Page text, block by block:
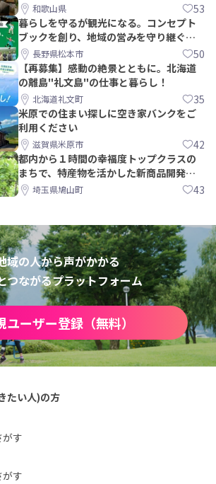
和歌山県 53
暮らしを守るが観光になる。コンセプト
ブックを創り、地域の営みを守り継ぐ仲
間を集めませんか？
長野県松本市 50
【再募集】感動の絶景とともに。北海道
の離島"礼文島"の仕事と暮らし！
北海道礼文町 35
米原での住まい探しに空き家バンクをご
利用ください
滋賀県米原市 42
都内から１時間の幸福度トップクラスの
まちで、特産物を活かした新商品開発＆
PRメンバー募集！
埼玉県鳩山町 43
域の人から声がかかる
つながるプラットフォーム
ユーザー登録（無料）
たい人)の方
す
す